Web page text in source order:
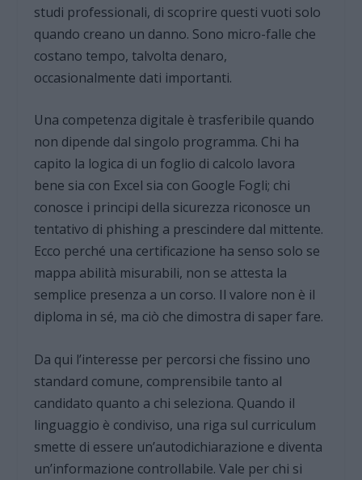
studi professionali, di scoprire questi vuoti solo
quando creano un danno. Sono micro-falle che
costano tempo, talvolta denaro,
occasionalmente dati importanti.
Una competenza digitale è trasferibile quando
non dipende dal singolo programma. Chi ha
capito la logica di un foglio di calcolo lavora
bene sia con Excel sia con Google Fogli; chi
conosce i principi della sicurezza riconosce un
tentativo di phishing a prescindere dal mittente.
Ecco perché una certificazione ha senso solo se
mappa abilità misurabili, non se attesta la
semplice presenza a un corso. Il valore non è il
diploma in sé, ma ciò che dimostra di saper fare.
Da qui l’interesse per percorsi che fissino uno
standard comune, comprensibile tanto al
candidato quanto a chi seleziona. Quando il
linguaggio è condiviso, una riga sul curriculum
smette di essere un’autodichiarazione e diventa
un’informazione controllabile. Vale per chi si